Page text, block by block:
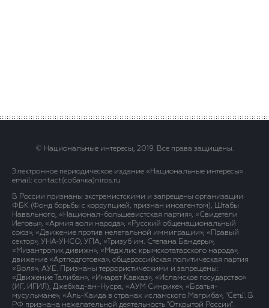
© Национальные интересы, 2019. Все права защищены.
Электронное периодическое издание «Национальные интересы» .
email: contact(сoбaчка)niros.ru
В России признаны экстремистскими и запрещены организации
ФБК (Фонд борьбы с коррупцией, признан иноагентом), Штабы
Навального, «Национал-большевистская партия», «Свидетели
Иеговы», «Армия воли народа», «Русский общенациональный
союз», «Движение против нелегальной иммиграции», «Правый
сектор», УНА-УНСО, УПА, «Тризуб им. Степана Бандеры»,
«Мизантропик дивижн», «Меджлис крымскотатарского народа»,
движение «Артподготовка», общероссийская политическая партия
«Воля», АУЕ. Признаны террористическими и запрещены:
«Движение Талибан», «Имарат Кавказ», «Исламское государство»
(ИГ, ИГИЛ), Джебхад-ан-Нусра, «АУМ Синрике», «Братья-
мусульмане», «Аль-Каида в странах исламского Магриба», "Сеть". В
РФ признана нежелательной деятельность "Открытой России".